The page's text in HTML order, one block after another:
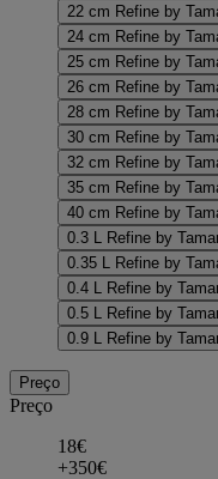
22 cm Refine by
24 cm Refine by
25 cm Refine by
26 cm Refine by
28 cm Refine by
30 cm Refine by
32 cm Refine by
35 cm Refine by
40 cm Refine by
0.3 L
Refine by
0.35 L
Refine by
0.4 L
Refine by
0.5 L
Refine by
0.9 L
Refine by
Preço
Preço
18€
+350€